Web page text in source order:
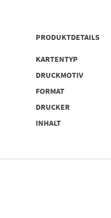
PRODUKTDETAILS
KARTENTYP
DRUCKMOTIV
FORMAT
DRUCKER
INHALT